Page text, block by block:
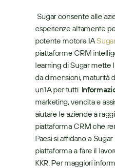
esperienze altamente
potente motore IA
piattaforme CRM
learning di Sugar mette
da dimensioni, maturità
un’IA per tutti.
marketing, vendita e
aiutare le aziende a
piattaforma CRM che
Paesi si affidano a
piattaforma a fare il
KKR. Per maggiori